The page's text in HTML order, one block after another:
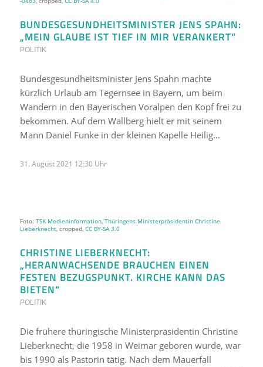
BUNDESGESUNDHEITSMINISTER JENS SPAHN:
„MEIN GLAUBE IST TIEF IN MIR VERANKERT“
POLITIK
Bundesgesundheitsminister Jens Spahn machte
kürzlich Urlaub am Tegernsee in Bayern, um beim
Wandern in den Bayerischen Voralpen den Kopf frei zu
bekommen. Auf dem Wallberg hielt er mit seinem
Mann Daniel Funke in der kleinen Kapelle Heilig…
31. August 2021 12:30 Uhr
Foto: TSK Medieninformation, Thüringens Ministerpräsidentin Christine
Lieberknecht, cropped, CC BY-SA 3.0
CHRISTINE LIEBERKNECHT:
„HERANWACHSENDE BRAUCHEN EINEN
FESTEN BEZUGSPUNKT. KIRCHE KANN DAS
BIETEN“
POLITIK
Die frühere thüringische Ministerpräsidentin Christine
Lieberknecht, die 1958 in Weimar geboren wurde, war
bis 1990 als Pastorin tätig. Nach dem Mauerfall